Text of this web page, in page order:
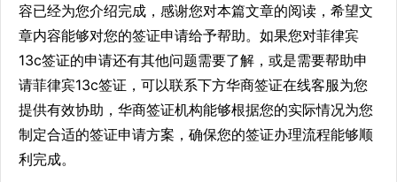
容已经为您介绍完成，感谢您对本篇文章的阅读，希望文
章内容能够对您的签证申请给予帮助。如果您对菲律宾
13c签证的申请还有其他问题需要了解，或是需要帮助申
请菲律宾13c签证，可以联系下方华商签证在线客服为您
提供有效协助，华商签证机构能够根据您的实际情况为您
制定合适的签证申请方案，确保您的签证办理流程能够顺
利完成。